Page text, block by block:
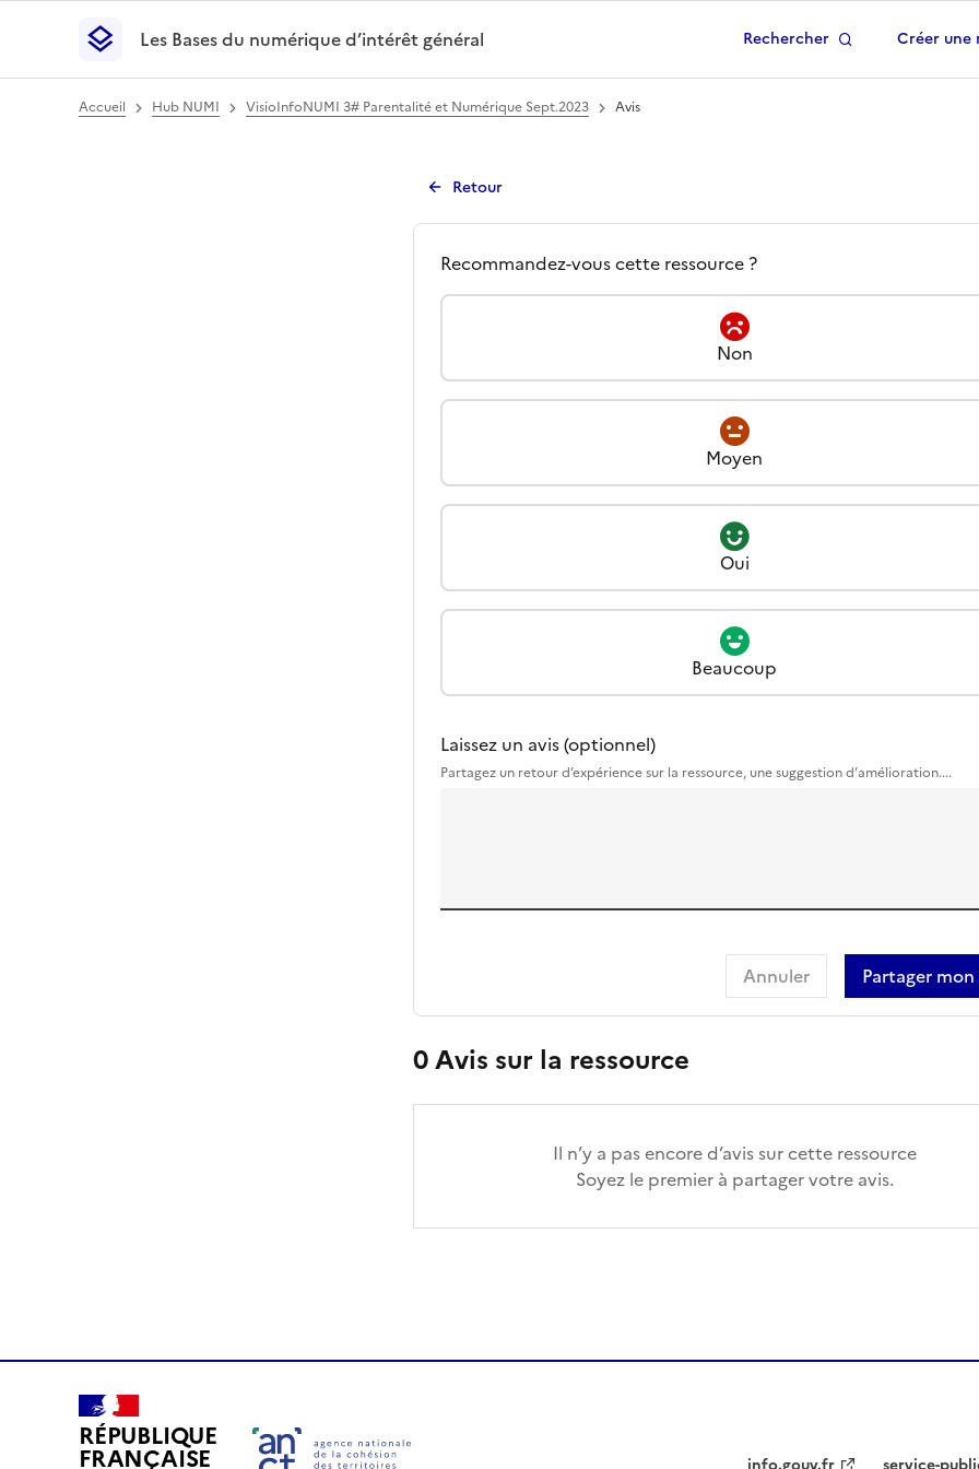
Les Bases du numérique d’intérêt général- Retour à la page d'accueil
Les Bases du numérique d’intérêt général
Rechercher Créer une
Accueil Hub NUMI VisioInfoNUMI 3# Parentalité et Numérique Sept.2023 Avis
Retour
Avis -VisioInfoNUMI 3#
Quel est votre avis à propos
Recommandez-vous cette ressource ?
Non
Moyen
Oui
Beaucoup
Laissez un avis (optionnel)
Partagez un retour d’expérience sur la ressource, une suggestion d’amélioration....
Partager mon
Annuler
0Avis sur la ressource
Il n’y a pas encore d’avis sur cette ressource
Soyez le premier à partager votre avis.
RÉPUBLIQUE
FRANÇAISE